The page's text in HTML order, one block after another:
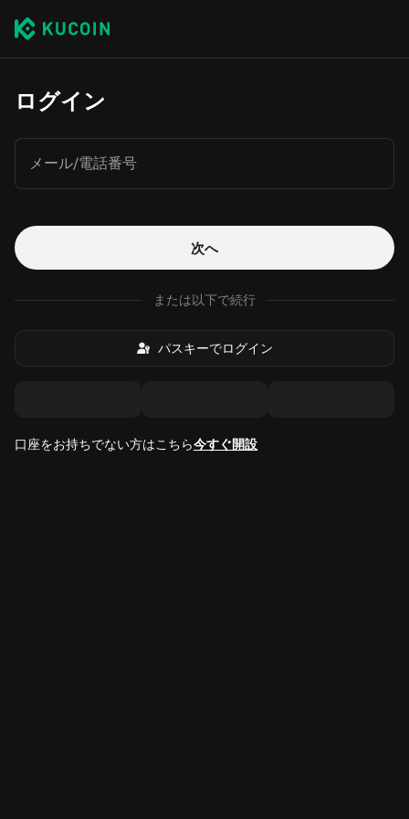
ログイン
メール/電話番号
次へ
または以下で続行
パスキーでログイン
口座をお持ちでない方はこちら今すぐ開設